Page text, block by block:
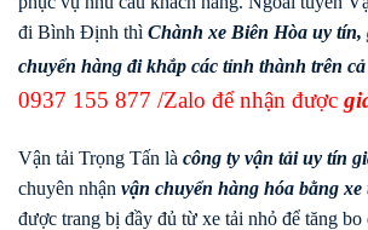
đi Bình Định thì Chành xe Biên Hòa uy tín,
chuyển hàng đi khắp các tỉnh thành trên
0937 155 877 /Zalo để nhận được
Vận tải Trọng Tấn là công ty vận tải uy tín
chuyên nhận vận chuyển hàng hóa bằng
được trang bị đầy đủ từ xe tải nhỏ để tăng bo